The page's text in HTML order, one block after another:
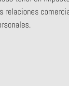
relaciones